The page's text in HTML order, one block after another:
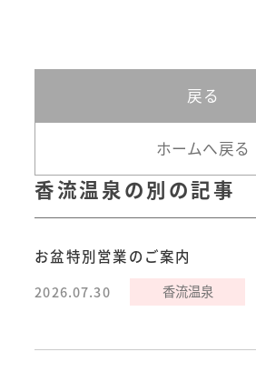
戻る
ホームへ戻る
香流温泉の別の記事
お盆特別営業のご案内
2026.07.30 香流温泉